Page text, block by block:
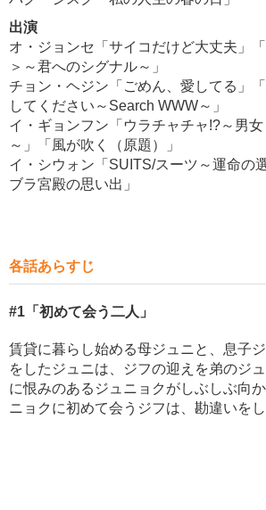
出演
オ・ジョンセ「サイコだけど大丈夫」
＞～君へのシグナル～」
チョン・ヘジン「ごめん、愛してる」
してください～Search WWW～」
イ・ギョンフン「ウラチャチャ!?～男
～」「風が吹く（原題）」
イ・シウォン「SUITS/スーツ～運命の
ブラ宮殿の思い出」
各話あらすじ
#1 「初めて会う二人」
賃貸に暮らし始める母ジュニと、息子
をしたジュニは、ジフの迎えを弟のジ
に恨みのあるジュニョクがしぶしぶ向
ニョクに初めて会うジフは、勘違いを